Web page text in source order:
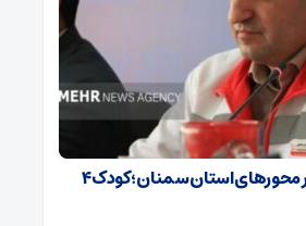
۳ سانحه رانندگی در محورهای استان سمنان؛ کودک ۴